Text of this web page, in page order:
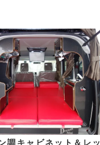
調キャビネット＆レッ